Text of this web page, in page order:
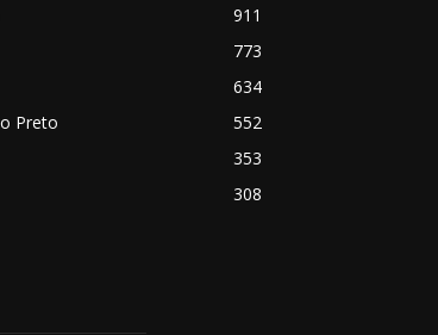
911
773
634
Preto
552
353
308